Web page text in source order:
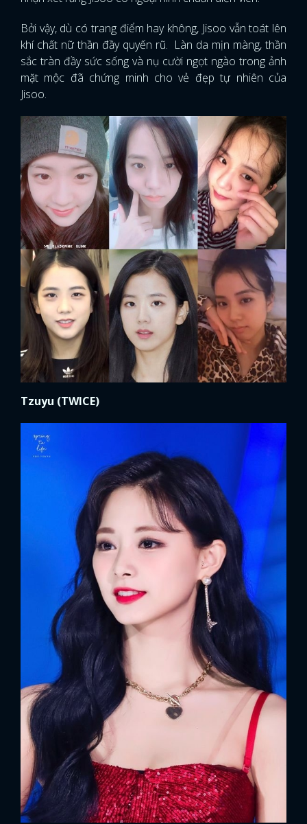
x
ĐĂNG NHẬP
Bởi vậy, dù có trang điểm hay không, Jisoo vẫn toát lên
khí chất nữ thần đầy quyến rũ. Làn da mịn màng, thần
sắc tràn đầy sức sống và nụ cười ngọt ngào trong ảnh
mặt mộc đã chứng minh cho vẻ đẹp tự nhiên của
Jisoo.
Tzuyu (TWICE)